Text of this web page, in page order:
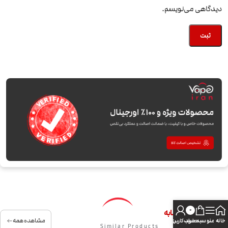
دیدگاهی می‌نویسم.
کالاهای مشابه
Similar Products
مشاهده همه خانه منو
0
سبد خرید
حساب کاربری من